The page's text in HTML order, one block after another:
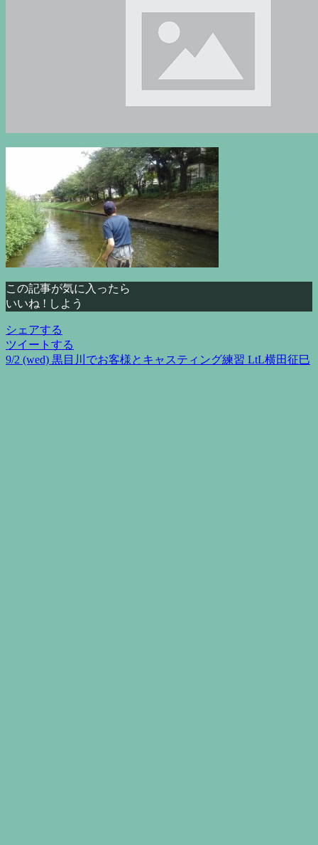
この記事が気に入ったら
いいね ! しよう
シェアする
ツイートする
投
9/2 (wed) 黒目川でお客様とキャスティング練習 LtL横田征巳